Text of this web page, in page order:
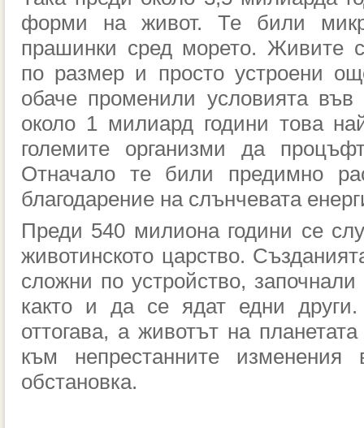
форми на живот. Те били
прашинки сред морето. Живите
по размер и просто устроени
обаче променили условията
около 1 милиард години това
големите организми да
Отначало те били предимно
благодарение на слънчевата
Преди 540 милиона години се
животинското царство.
сложни по устройство,
както и да се ядат едни
оттогава, а животът на
към непрестанните изменения
обстановка.